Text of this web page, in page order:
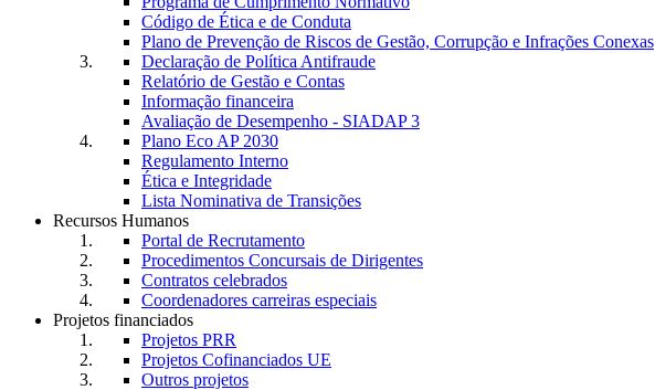
Código de Ética e de Conduta
Plano de Prevenção de Riscos de Gestão, Corrupção e Infrações Conexas
Declaração de Política Antifraude
Relatório de Gestão e Contas
Informação financeira
Avaliação de Desempenho - SIADAP 3
Plano Eco AP 2030
Regulamento Interno
Ética e Integridade
Lista Nominativa de Transições
Recursos Humanos
Portal de Recrutamento
Procedimentos Concursais de Dirigentes
Contratos celebrados
Coordenadores carreiras especiais
Projetos financiados
Projetos PRR
Projetos Cofinanciados UE
Outros projetos